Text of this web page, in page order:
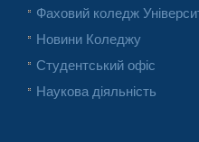
Фаховий коледж
Новини Коледжу
Студентський офіс
Наукова діяльність